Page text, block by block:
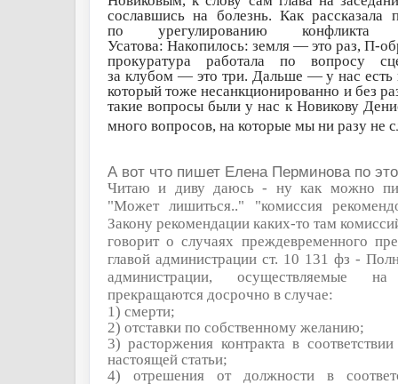
сославшись на болезнь. Как рассказала
по урегулированию конфликта
Усатова: Накопилось: земля — это раз, П-
прокуратура работала по вопросу
за клубом — это три. Дальше — у нас
который тоже несанкционированно и без
такие вопросы были у нас к Новикову
много вопросов, на которые мы ни разу не
А вот что пишет Елена Перминова по
Читаю и диву даюсь - ну как можно
"Может лишиться.." "комиссия
Закону рекомендации каких-то там
говорит о случаях преждевременного
главой администрации ст. 10 131 фз -
администрации, осуществляемые
прекращаются досрочно в случае:
1) смерти;
2) отставки по собственному желанию;
3) расторжения контракта в
настоящей статьи;
4) отрешения от должности в